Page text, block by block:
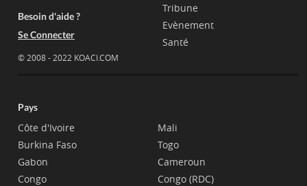
Besoin d'aide ?
Se Connecter
© 2008 - 2022 KOACI.COM
Tribune
Evènement
Santé
Pays
Côte d'Ivoire
Burkina Faso
Gabon
Congo
Mali
Togo
Cameroun
Congo (RDC)